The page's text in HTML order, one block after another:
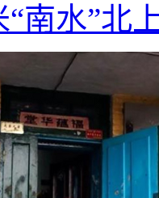
南水”北